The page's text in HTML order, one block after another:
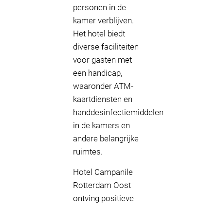
personen in de
kamer verblijven.
Het hotel biedt
diverse faciliteiten
voor gasten met
een handicap,
waaronder ATM-
kaartdiensten en
handdesinfectiemiddelen
in de kamers en
andere belangrijke
ruimtes.
Hotel Campanile
Rotterdam Oost
ontving positieve